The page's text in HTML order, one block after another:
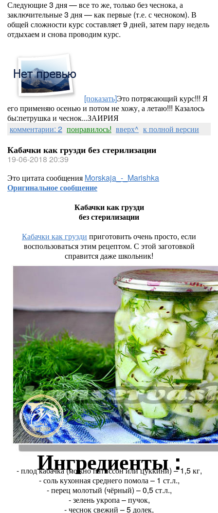
Следующие 3 дня — все то же, только без чеснока, а
заключительные 3 дня — как первые (т.е. с чесноком). В
общей сложности курс составляет 9 дней, затем пару недель
отдыхаем и снова проводим курс.
[показать]Это потрясающий курс!!! Я
его применяю осенью и потом не хожу, а летаю!!! Казалось
бы:петрушка и чеснок...ЗАИРИЯ
комментарии: 2 понравилось! вверх^ к полной версии
Кабачки как грузди без стерилизации
19-06-2018 20:39
Это цитата сообщения Morskaja_-_Marishka
Оригинальное сообщение
Кабачки как грузди
без стерилизации
Кабачки как грузди приготовить очень просто, если
воспользоваться этим рецептом. С этой заготовкой
справится даже школьник!
Ингредиенты :
- плод кабачка (можно патиссон или цуккини) – 1,5 кг,
- соль кухонная среднего помола – 1 ст.л.,
- перец молотый (чёрный) – 0,5 ст.л.,
- зелень укропа – пучок,
- чеснок свежий – 5 долек,